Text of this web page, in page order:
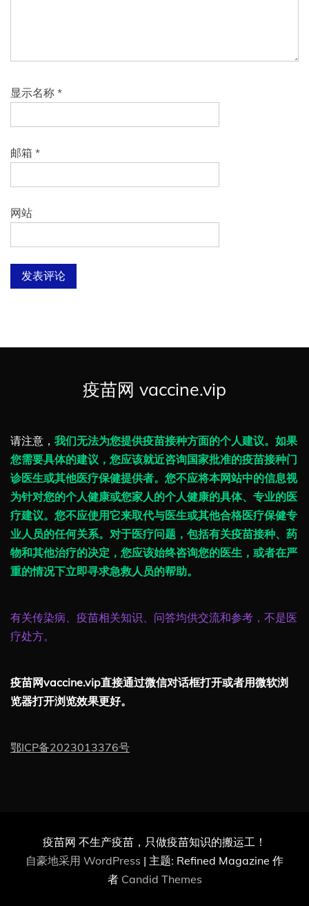
显示名称 *
邮箱 *
网站
疫苗网 vaccine.vip
请注意， 我们无法为您提供疫苗接种方面的个人建议。如果
您需要具体的建议，您应该就近咨询国家批准的疫苗接种门
诊医生或其他医疗保健提供者。您不应将本网站中的信息视
为针对您的个人健康或您家人的个人健康的具体、专业的医
疗建议。您不应使用它来取代与医生或其他合格医疗保健专
业人员的任何关系。对于医疗问题，包括有关疫苗接种、药
物和其他治疗的决定，您应该始终咨询您的医生，或者在严
重的情况下立即寻求急救人员的帮助。
有关传染病、疫苗相关知识、问答均供交流和参考，不是医
疗处方。
疫苗网vaccine.vip直接通过微信对话框打开或者用微软浏
览器打开浏览效果更好。
鄂ICP备2023013376号
疫苗网 不生产疫苗，只做疫苗知识的搬运工！
自豪地采用 WordPress | 主题: Refined Magazine 作
者 Candid Themes